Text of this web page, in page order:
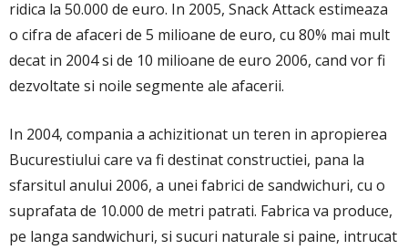
ridica la 50.000 de euro. In 2005, Snack Attack estimeaza
o cifra de afaceri de 5 milioane de euro, cu 80% mai mult
decat in 2004 si de 10 milioane de euro 2006, cand vor fi
dezvoltate si noile segmente ale afacerii.
In 2004, compania a achizitionat un teren in apropierea
Bucurestiului care va fi destinat constructiei, pana la
sfarsitul anului 2006, a unei fabrici de sandwichuri, cu o
suprafata de 10.000 de metri patrati. Fabrica va produce,
pe langa sandwichuri, si sucuri naturale si paine, intrucat